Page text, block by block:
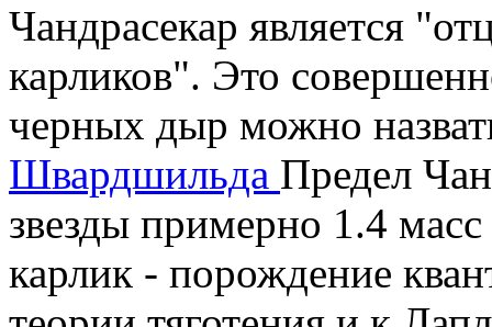
Чандрасекар является
карликов". Это
черных дыр можно
Швардшильда Предел
звезды примерно 1.4
карлик - порождение